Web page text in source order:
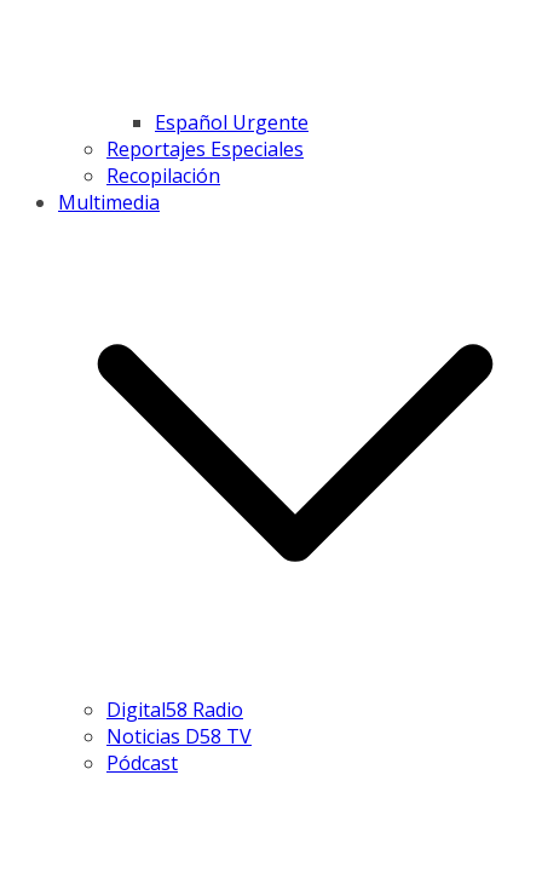
Español Urgente
Reportajes Especiales
Recopilación
Multimedia
Digital58 Radio
Noticias D58 TV
Pódcast